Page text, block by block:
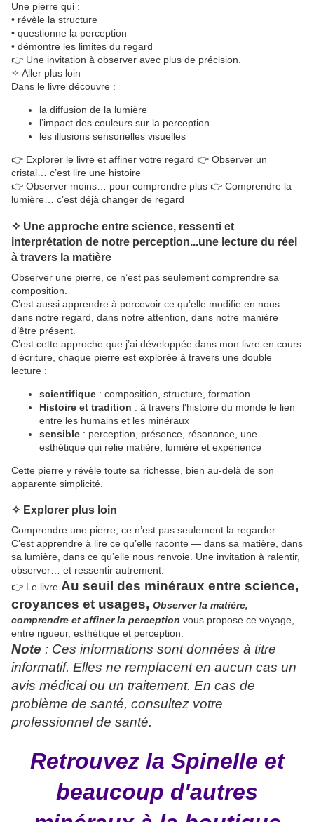
Une pierre qui :
• révèle la structure
• questionne la perception
• démontre les limites du regard
👉 Une invitation à observer avec plus de précision.
✧ Aller plus loin
Dans le livre découvre :
la diffusion de la lumière
l’impact des couleurs sur la perception
les illusions sensorielles visuelles
👉 Explorer le livre et affiner votre regard 👉 Observer un
cristal… c’est lire une histoire
👉 Observer moins… pour comprendre plus 👉 Comprendre la
lumière… c’est déjà changer de regard
✧ Une approche entre science, ressenti et
interprétation de notre perception...une lecture du réel
à travers la matière
Observer une pierre, ce n’est pas seulement comprendre sa
composition.
C’est aussi apprendre à percevoir ce qu’elle modifie en nous —
dans notre regard, dans notre attention, dans notre manière
d’être présent.
C’est cette approche que j’ai développée dans mon livre en cours
d’écriture , chaque pierre est explorée à travers une double
lecture :
scientifique : composition, structure, formation
Histoire et tradition : à travers l'histoire du monde le lien
entre les humains et les minéraux
sensible : perception, présence, résonance, une
esthétique qui relie matière, lumière et expérience
Cette pierre y révèle toute sa richesse, bien au-delà de son
apparente simplicité.
✧ Explorer plus loin
Comprendre une pierre, ce n’est pas seulement la regarder.
C’est apprendre à lire ce qu’elle raconte — dans sa matière, dans
sa lumière, dans ce qu’elle nous renvoie. Une invitation à ralentir,
observer… et ressentir autrement.
👉 Le livre Au seuil des minéraux entre science,
croyances et usages, Observer la matière,
comprendre et affiner la perception vous propose ce voyage,
entre rigueur, esthétique et perception.
Note : Ces informations sont données à titre
informatif. Elles ne remplacent en aucun cas un
avis médical ou un traitement. En cas de
problème de santé, consultez votre
professionnel de santé.
Retrouvez la Spinelle et
beaucoup d'autres